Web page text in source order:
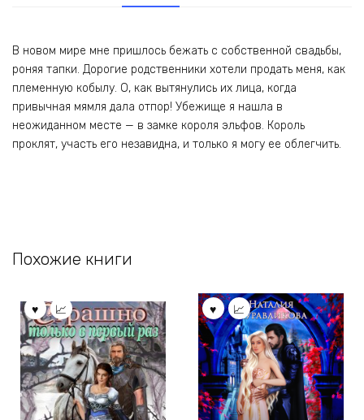
В новом мире мне пришлось бежать с собственной свадьбы,
роняя тапки. Дорогие родственники хотели продать меня, как
племенную кобылу. О, как вытянулись их лица, когда
привычная мямля дала отпор! Убежище я нашла в
неожиданном месте — в замке короля эльфов. Король
проклят, участь его незавидна, и только я могу ее облегчить.
Похожие книги